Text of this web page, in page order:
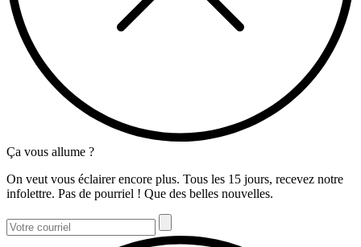
Ça vous allume ?
On veut vous éclairer encore plus. Tous les 15 jours, recevez notre
infolettre. Pas de pourriel ! Que des belles nouvelles.